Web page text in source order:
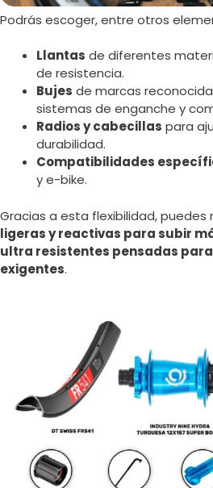
Podrás escoger, entre otros
Llantas de diferentes
de resistencia.
Bujes de marcas
sistemas de enganche y
Radios y cabecillas para
durabilidad.
Compatibilidades
y e-bike.
Gracias a esta flexibilidad,
ligeras y reactivas para subir
ultra resistentes pensadas
exigentes.